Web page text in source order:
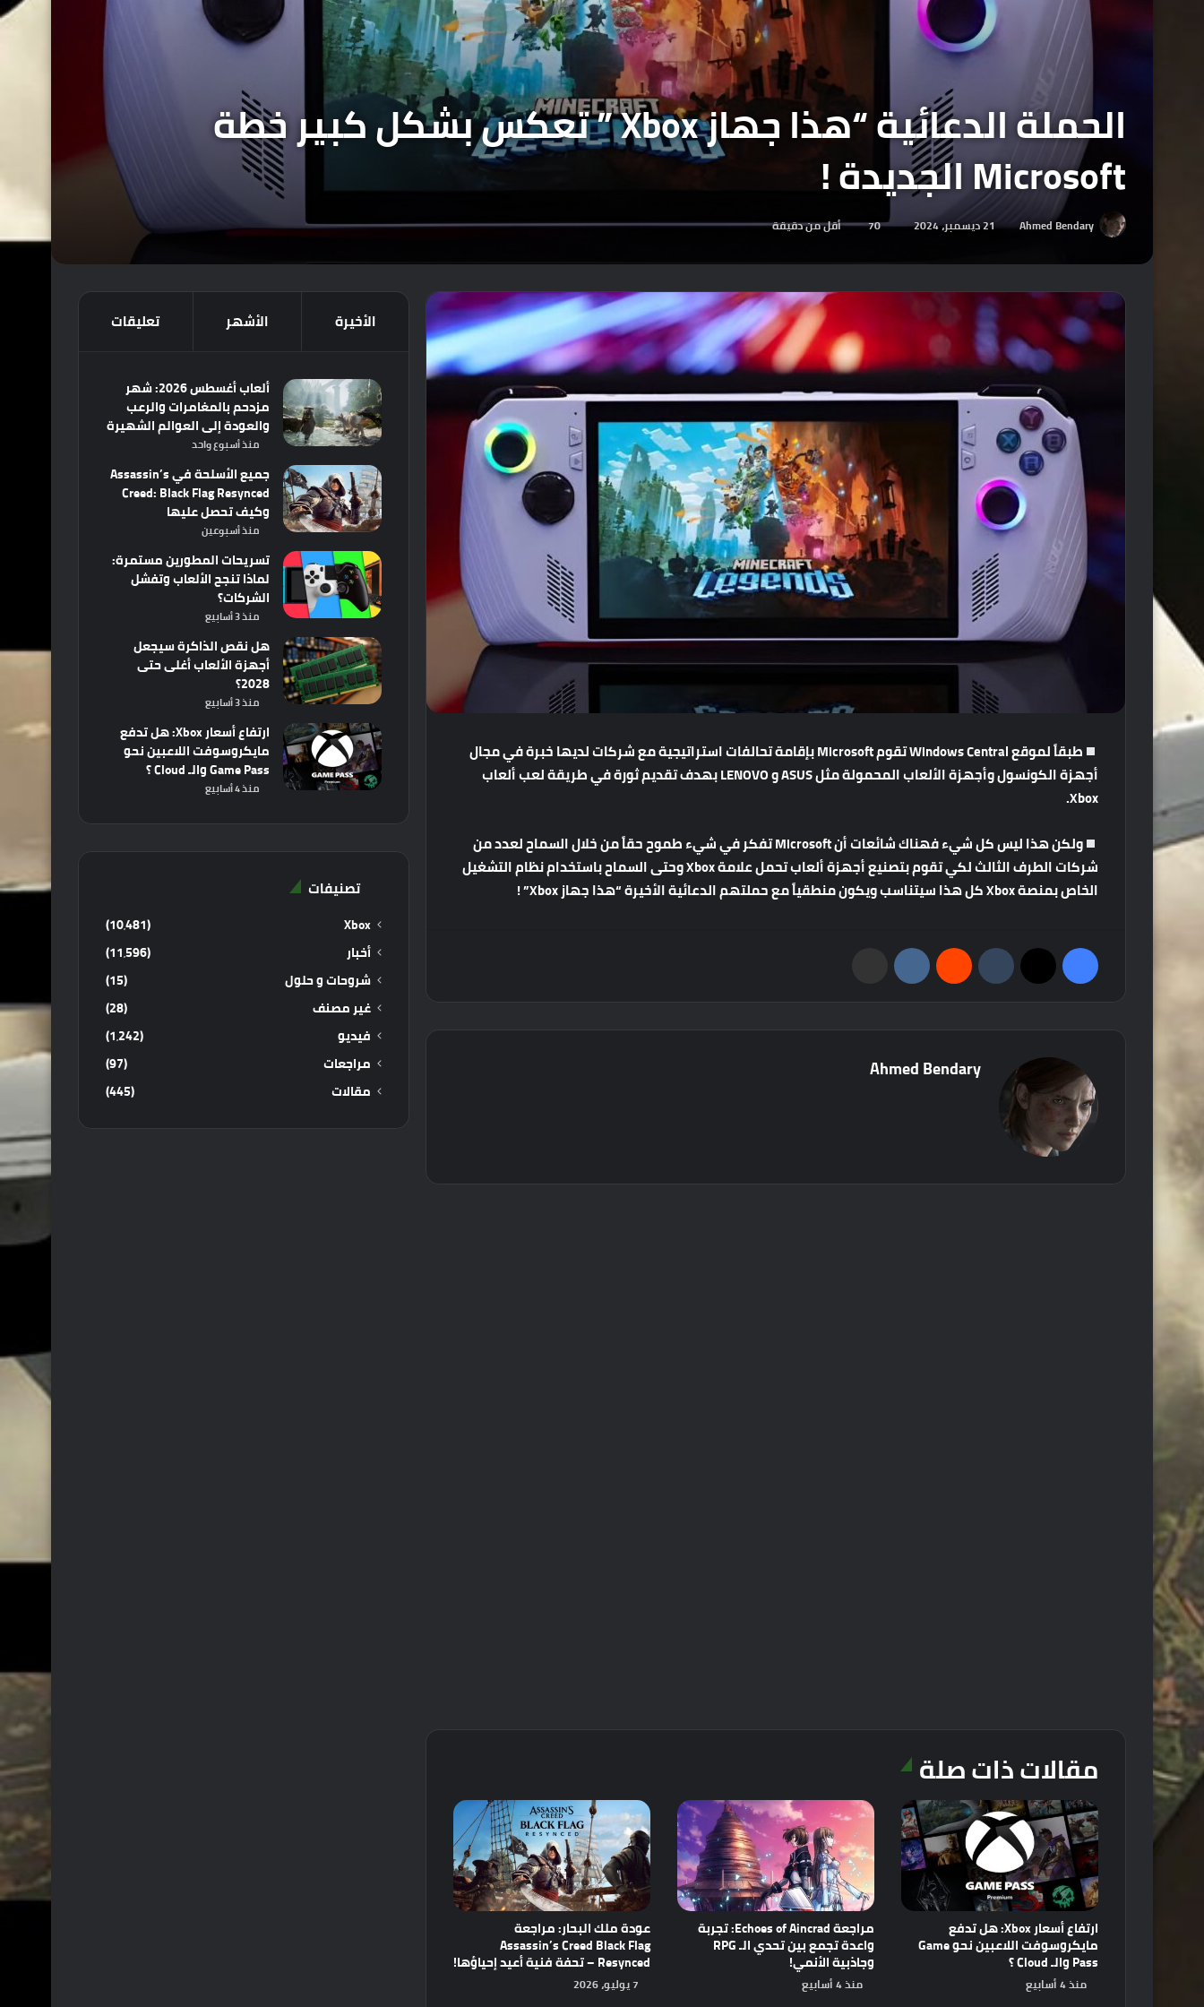
الحملة الدعائية “هذا جهاز Xbox ” تعكس بشكل كبير خطة
Microsoft الجديدة !
Ahmed Bendary 21 ديسمبر، 2024 70 أقل من دقيقة
طبقاًلموقع تقومMicrosoft بإقامةتحالفاتاستراتيجيةمعشركاتلديهاخبرةفيمجال
أجهزةالكونسولوأجهزةالألعابالمحمولةمثل و بهدفتقديمثورةفيطريقةلعبألعاب
Xbox.
ولكنهذاليسكلشيءفهناكشائعاتأنMicrosoft تفكرفيشيءطموححقاًمنخلالالسماحلعددمن
شركاتالطرفالثالثلكيتقومبتصنيعأجهزةألعابتحملعلامة وحتىالسماحباستخدامنظامالتشغيل
الخاصبمنصة كلهذاسيتناسبويكونمنطقياًمعحملتهمالدعائيةالأخيرة“هذاجهاز
Ahmed Bendary
مقالات ذات صلة
ارتفاع أسعار Xbox: هل تدفع
مايكروسوفت اللاعبين نحو Game
Pass والـ Cloud ؟
منذ 4 أسابيع
مراجعة Echoes of Aincrad: تجربة
واعدة تجمع بين تحدي الـ RPG
وجاذبية الأنمي!
منذ 4 أسابيع
عودة ملك البحار: مراجعة
Assassin’s Creed Black Flag
Resynced – تحفة فنية أعيد إحياؤها!
7 يوليو، 2026
الأخيرة الأشهر تعليقات
ألعاب أغسطس 2026: شهر
مزدحم بالمغامرات والرعب
والعودة إلى العوالم الشهيرة
منذ أسبوع واحد
جميع الأسلحة في Assassin’s
Creed: Black Flag Resynced
وكيف تحصل عليها
منذ أسبوعين
تسريحات المطورين مستمرة:
لماذا تنجح الألعاب وتفشل
الشركات؟
منذ 3 أسابيع
هل نقص الذاكرة سيجعل
أجهزة الألعاب أغلى حتى
2028؟
منذ 3 أسابيع
ارتفاع أسعار Xbox: هل تدفع
مايكروسوفت اللاعبين نحو
Game Pass والـ Cloud ؟
منذ 4 أسابيع
تصنيفات
Xbox
(10٬481)
أخبار
(11٬596)
شروحات و حلول
(15)
غير مصنف
(28)
فيديو
(1٬242)
مراجعات
(97)
مقالات
(445)